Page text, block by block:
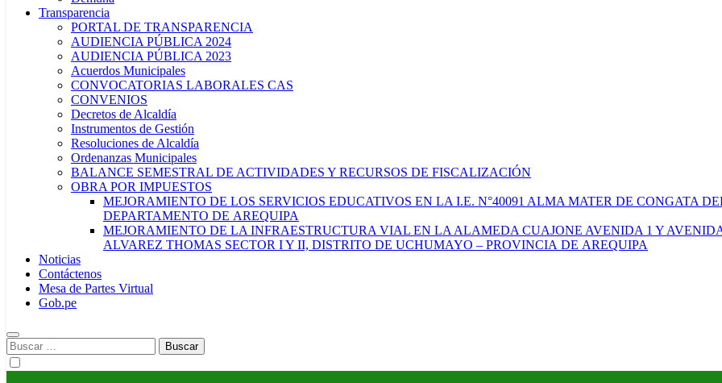
Transparencia
PORTAL DE TRANSPARENCIA
AUDIENCIA PÚBLICA 2024
AUDIENCIA PÚBLICA 2023
Acuerdos Municipales
CONVOCATORIAS LABORALES CAS
CONVENIOS
Decretos de Alcaldía
Instrumentos de Gestión
Resoluciones de Alcaldía
Ordenanzas Municipales
BALANCE SEMESTRAL DE ACTIVIDADES Y RECURSOS DE FISCALIZACIÓN
OBRA POR IMPUESTOS
MEJORAMIENTO DE LOS SERVICIOS EDUCATIVOS EN LA I.E. N°40091 ALMA MATER DE CONGATA
DEPARTAMENTO DE AREQUIPA
MEJORAMIENTO DE LA INFRAESTRUCTURA VIAL EN LA ALAMEDA CUAJONE AVENIDA 1 Y
ALVAREZ THOMAS SECTOR I Y II, DISTRITO DE UCHUMAYO – PROVINCIA DE AREQUIPA
Noticias
Contáctenos
Mesa de Partes Virtual
Gob.pe
Buscar: